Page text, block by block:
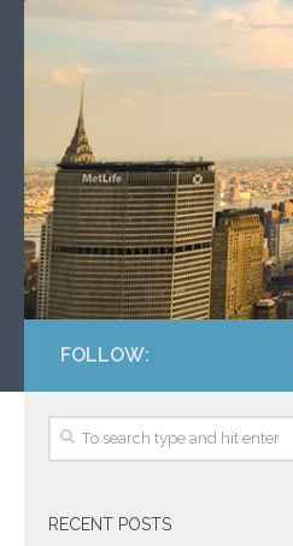
FOLLOW:
RECENT POSTS